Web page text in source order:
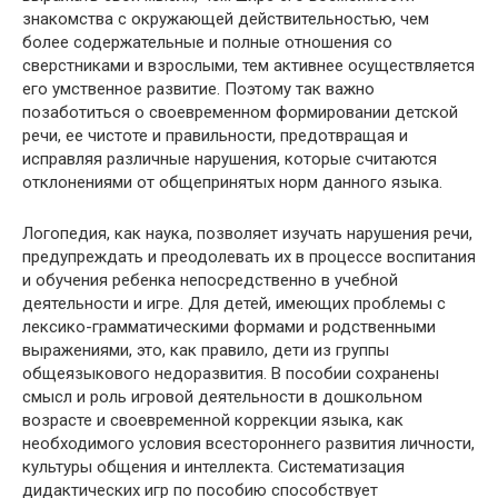
знакомства с окружающей действительностью, чем
более содержательные и полные отношения со
сверстниками и взрослыми, тем активнее осуществляется
его умственное развитие. Поэтому так важно
позаботиться о своевременном формировании детской
речи, ее чистоте и правильности, предотвращая и
исправляя различные нарушения, которые считаются
отклонениями от общепринятых норм данного языка.
Логопедия, как наука, позволяет изучать нарушения речи,
предупреждать и преодолевать их в процессе воспитания
и обучения ребенка непосредственно в учебной
деятельности и игре. Для детей, имеющих проблемы с
лексико-грамматическими формами и родственными
выражениями, это, как правило, дети из группы
общеязыкового недоразвития. В пособии сохранены
смысл и роль игровой деятельности в дошкольном
возрасте и своевременной коррекции языка, как
необходимого условия всестороннего развития личности,
культуры общения и интеллекта. Систематизация
дидактических игр по пособию способствует